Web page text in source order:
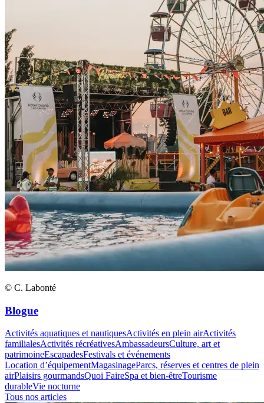
© C. Labonté
Blogue
Activités aquatiques et nautiquesActivités en plein airActivités
familialesActivités récréativesAmbassadeursCulture, art et
patrimoineEscapadesFestivals et événements
Location d’équipementMagasinageParcs, réserves et centres de plein
airPlaisirs gourmandsQuoi FaireSpa et bien-êtreTourisme
durableVie nocturne
Tous nos articles